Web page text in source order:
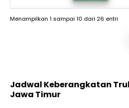
Menampilkan 1 sampai 10 dari 26 entri
Jadwal Keberangkatan
Jawa Timur